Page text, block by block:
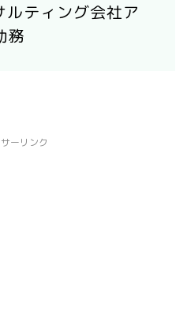
ティング会社ア
務
ーリンク